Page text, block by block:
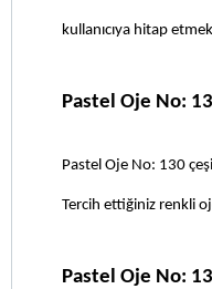
kullanıcıya hitap
Pastel Oje No:
Pastel Oje No: 130
Tercih ettiğiniz renkli
Pastel Oje No: